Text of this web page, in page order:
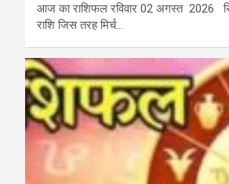
आज का राशिफल रविवार 02 अगस्त 2026
राशि जिस तरह मिर्च…